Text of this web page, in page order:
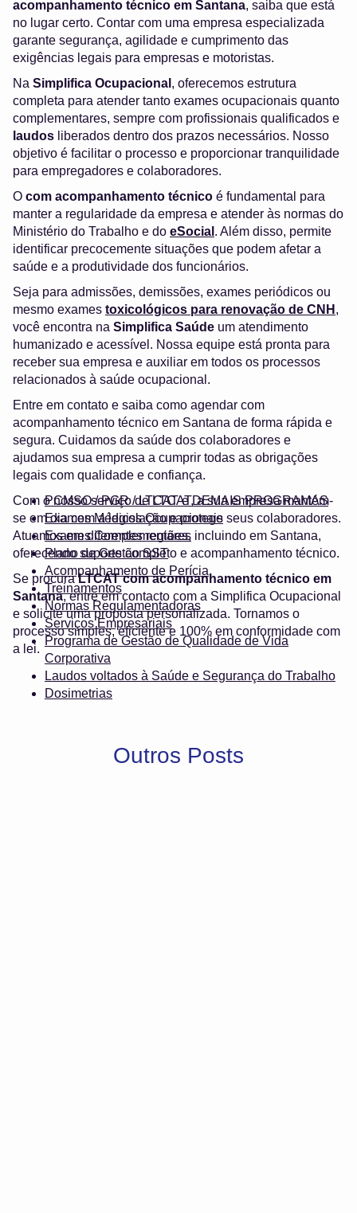
acompanhamento técnico em Santana, saiba que está
no lugar certo. Contar com uma empresa especializada
garante segurança, agilidade e cumprimento das
exigências legais para empresas e motoristas.
Na Simplifica Ocupacional , oferecemos estrutura
completa para atender tanto exames ocupacionais quanto
complementares, sempre com profissionais qualificados e
laudos liberados dentro dos prazos necessários. Nosso
objetivo é facilitar o processo e proporcionar tranquilidade
para empregadores e colaboradores.
O com acompanhamento técnico é fundamental para
manter a regularidade da empresa e atender às normas do
Ministério do Trabalho e do eSocial . Além disso, permite
identificar precocemente situações que podem afetar a
saúde e a produtividade dos funcionários.
Seja para admissões, demissões, exames periódicos ou
mesmo exames toxicológicos para renovação de CNH ,
você encontra na Simplifica Saúde um atendimento
humanizado e acessível. Nossa equipe está pronta para
receber sua empresa e auxiliar em todos os processos
relacionados à saúde ocupacional.
Entre em contato e saiba como agendar com
acompanhamento técnico em Santana de forma rápida e
segura. Cuidamos da saúde dos colaboradores e
ajudamos sua empresa a cumprir todas as obrigações
legais com qualidade e confiança.
PCMSO / PGR / LTCAT e DEMAIS PROGRAMAS
Exames Médicos Ocupacionais
Exames Complementares
Plano de Gestão SST
Acompanhamento de Perícia
Treinamentos
Normas Regulamentadoras
Serviços Empresariais
Programa de Gestão de Qualidade de Vida
Corporativa
Laudos voltados à Saúde e Segurança do Trabalho
Dosimetrias
Com o nosso serviço de LTCAT, a sua empresa mantém-
se em dia com a legislação e protege seus colaboradores.
Atuamos em diferentes regiões, incluindo em Santana,
oferecendo suporte completo e acompanhamento técnico.
Se procuraLTCAT com acompanhamento técnico em
Santana, entre em contacto com a Simplifica Ocupacional
e solicite uma proposta personalizada. Tornamos o
processo simples, eficiente e 100% em conformidade com
a lei.
Outros Posts